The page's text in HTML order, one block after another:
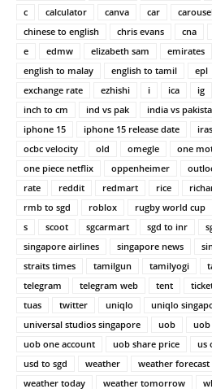
c
calculator canva car
chinese to english
chris evans cna
e
edmw elizabeth sam emirates
english to malay
english to tamil epl
exchange rate
ezhishi i ica ig
inch to cm
ind vs pak india vs
iphone 15
iphone 15 release date iras
ocbc velocity
old omegle one
one piece netflix
oppenheimer
rate
reddit redmart rice
rmb to sgd
roblox rugby world cup
s
scoot sgcarmart sgd to inr
singapore airlines
singapore news
straits times
tamilgun tamilyogi
telegram
telegram web tent
tuas
twitter uniqlo
uniqlo
universal studios singapore
uob
uob
uob one account
uob share price us
usd to sgd
weather weather forecast
weather today
weather tomorrow